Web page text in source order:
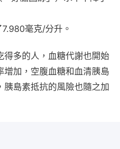
毫克/分升。
得多的人，血糖代謝也開始
增加，空腹血糖和血清胰島
胰島素抵抗的風險也隨之加